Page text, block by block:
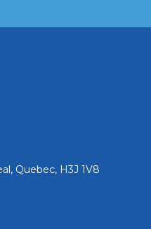
Quebec, H3J 1V8